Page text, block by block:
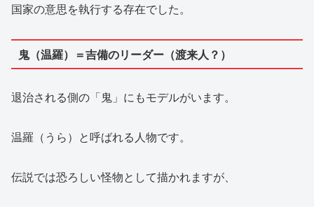
国家の意思を執行する存在でした。
鬼（温羅）＝吉備のリーダー（渡来人？）
退治される側の「鬼」にもモデルがいます。
温羅（うら）と呼ばれる人物です。
伝説では恐ろしい怪物として描かれますが、